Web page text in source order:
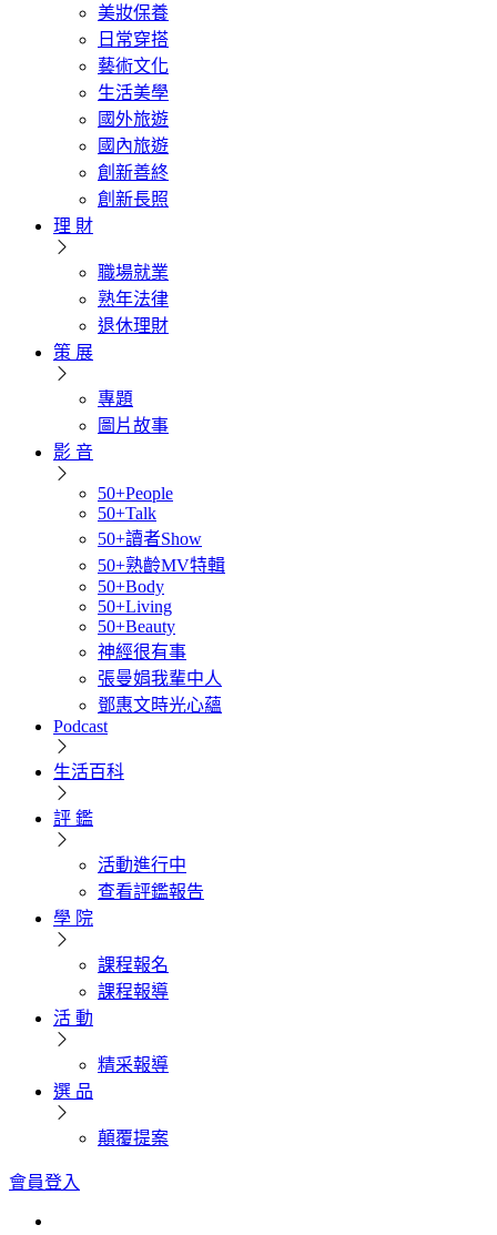
美妝保養
日常穿搭
藝術文化
生活美學
國外旅遊
國內旅遊
創新善終
創新長照
理 財
職場就業
熟年法律
退休理財
策 展
專題
圖片故事
影 音
50+People
50+Talk
50+讀者Show
50+熟齡MV特輯
50+Body
50+Living
50+Beauty
神經很有事
張曼娟我輩中人
鄧惠文時光心蘊
Podcast
生活百科
評 鑑
活動進行中
查看評鑑報告
學 院
課程報名
課程報導
活 動
精采報導
選 品
顛覆提案
會員登入